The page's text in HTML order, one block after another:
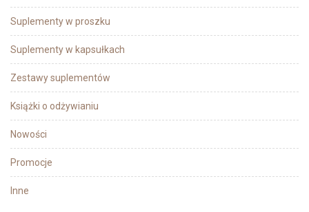
Suplementy w proszku
Suplementy w kapsułkach
Zestawy suplementów
Książki o odżywianiu
Nowości
Promocje
Inne